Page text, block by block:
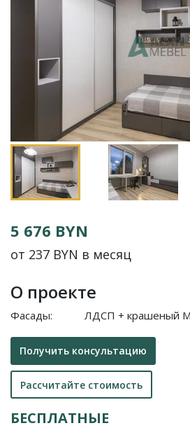
5 676 BYN
от 237 BYN в месяц
О проекте
Фасады: ЛДСП + крашеный
Получить консультацию
Рассчитайте стоимость
БЕСПЛАТНЫЕ